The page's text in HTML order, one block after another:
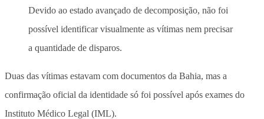
Devido ao estado avançado de decomposição, não foi
possível identificar visualmente as vítimas nem precisar
a quantidade de disparos.
Duas das vítimas estavam com documentos da Bahia, mas a
confirmação oficial da identidade só foi possível após exames do
Instituto Médico Legal (IML).